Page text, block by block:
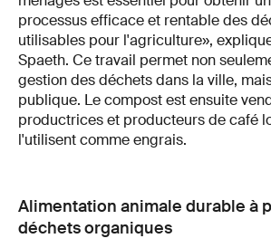
processus efficace et rentable des
utilisables pour l'agriculture»,
Spaeth. Ce travail permet non
gestion des déchets dans la ville,
publique. Le compost est ensuite
productrices et producteurs de café
l'utilisent comme engrais.
Alimentation animale durable à
déchets organiques